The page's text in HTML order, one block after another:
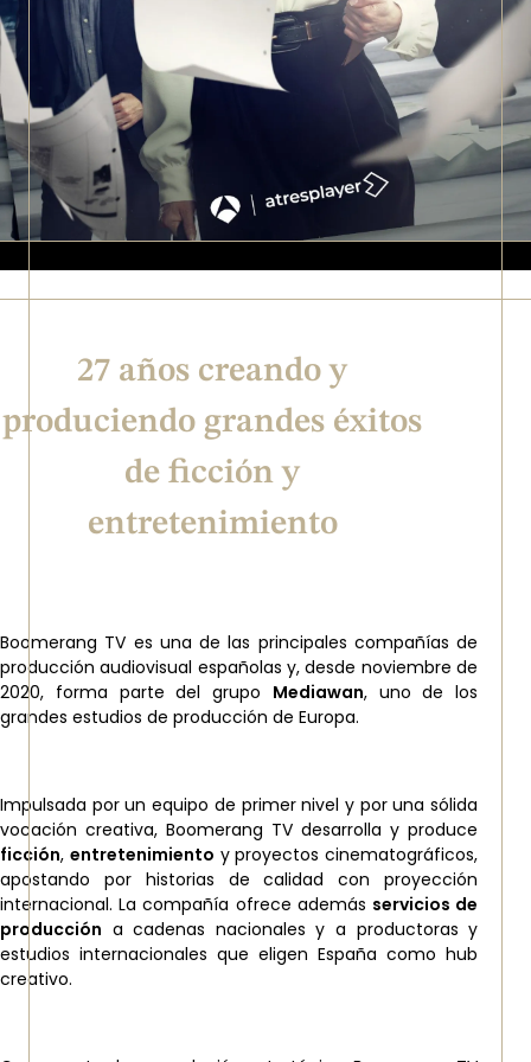
27 años creando y
produciendo grandes éxitos
de ficción y
entretenimiento
Boomerang TV es una de las principales compañías de
producción audiovisual españolas y, desde noviembre de
2020, forma parte del grupo Mediawan, uno de los
grandes estudios de producción de Europa.
Impulsada por un equipo de primer nivel y por una sólida
vocación creativa, Boomerang TV desarrolla y produce
ficción, entretenimiento y proyectos cinematográficos,
apostando por historias de calidad con proyección
internacional. La compañía ofrece además servicios de
producción a cadenas nacionales y a productoras y
estudios internacionales que eligen España como hub
creativo.